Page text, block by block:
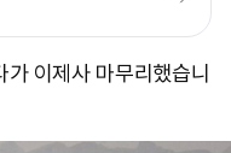
이제사 마무리했습니